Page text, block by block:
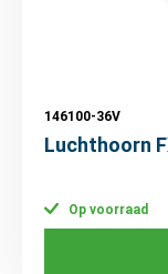
146100-36V
Luchthoorn
Op voorraad